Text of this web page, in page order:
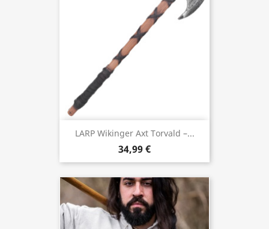
LARP Wikinger Axt Torvald –...
34,99 €